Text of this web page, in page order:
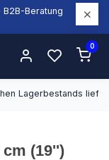
Beratung
0
Lagerbestands
(19'')